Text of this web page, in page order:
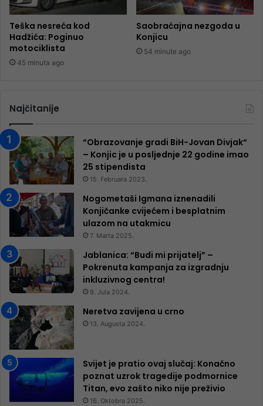
Teška nesreća kod
Hadžića: Poginuo
motociklista
45 minuta ago
Saobraćajna nezgoda u
Konjicu
54 minute ago
Najčitanije
“Obrazovanje gradi BiH-Jovan Divjak“
– Konjic je u posljednje 22 godine imao
25 ​​stipendista
15. Februara 2023.
Nogometaši Igmana iznenadili
Konjičanke cvijećem i besplatnim
ulazom na utakmicu
7. Marta 2025.
Jablanica: “Budi mi prijatelj” –
Pokrenuta kampanja za izgradnju
inkluzivnog centra!
9. Jula 2024.
Neretva zavijena u crno
13. Augusta 2024.
Svijet je pratio ovaj slučaj: Konačno
poznat uzrok tragedije podmornice
Titan, evo zašto niko nije preživio
16. Oktobra 2025.